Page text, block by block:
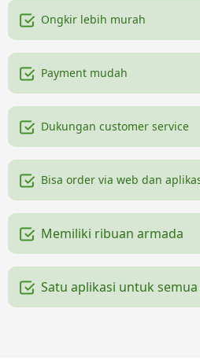
Ongkir lebih murah
Payment mudah
Dukungan customer service
Bisa order via web dan
Memiliki ribuan armada
Satu aplikasi untuk